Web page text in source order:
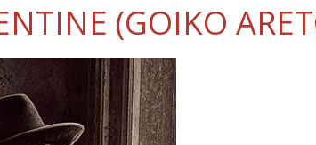
(GOIKO